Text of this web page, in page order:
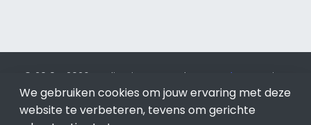
© 2019 - 2026 Realisatie en SEO door SEO-bureau
Lion
Internet. Betaal alleen voor bewezen resultaten?SEO
optimalisatie No Cure No Pay.Barneveld is onderdeel van
We gebruiken cookies om jouw ervaring met deze
website te verbeteren, tevens om gerichte